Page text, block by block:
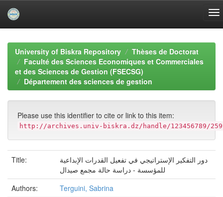
navigationUniversity of Biskra Repository
Thèses de Doctorat
Faculté des Sciences Economiques et Commerciales
et des Sciences de Gestion (FSECSG)
Département des sciences de gestion
Please use this identifier to cite or link to this item:
http://archives.univ-biskra.dz/handle/123456789/
Title:
دور التفكير الإستراتيجي في تفعيل القدرات الإبداعية
للمؤسسة - دراسة حالة مجمع صيدال
Authors:
Terguini, Sabrina